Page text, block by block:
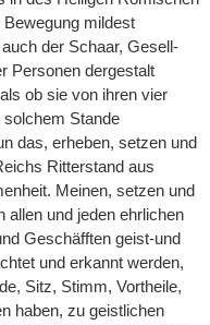
mildest
der Schaar, Gesell-
Personen dergestalt
ob sie von ihren vier
Stande
das, erheben, setzen und
Ritterstand aus
Meinen, setzen und
allen und jeden ehrlichen
Geschäfften geist-und
und erkannt werden,
Sitz, Stimm, Vortheile,
haben, zu geistlichen